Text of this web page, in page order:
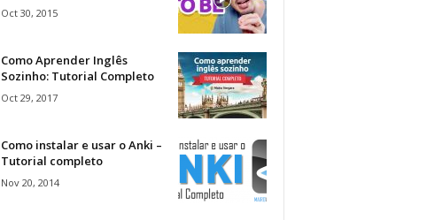
Oct 30, 2015
Como Aprender Inglês
Sozinho: Tutorial Completo
Oct 29, 2017
Como instalar e usar o Anki –
Tutorial completo
Nov 20, 2014